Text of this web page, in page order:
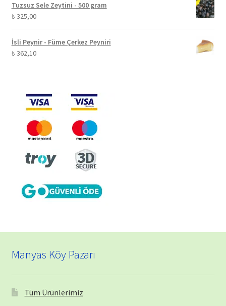
Tuzsuz Sele Zeytini - 500 gram
₺325,00
İsli Peynir - Füme Çerkez Peyniri
₺362,10
Manyas Köy Pazarı
Tüm Ürünlerimiz